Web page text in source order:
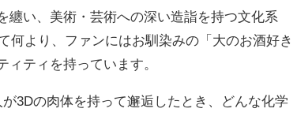
纏い、美術・芸術への深い造詣を持つ文化系
何より、ファンにはお馴染みの「大のお酒好き
ィティを持っています。
3Dの肉体を持って邂逅したとき、どんな化学